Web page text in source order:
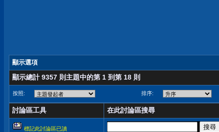
顯示選項
顯示總計 9357 則主題中的第 1 到第 18 則
按照: 排序:
討論區工具 在此討論區搜尋
標記此討論區已讀